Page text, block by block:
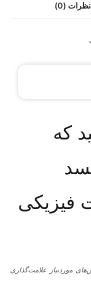
نظرات (0)
که
فیزیکی
موردنیاز علامت‌گذاری